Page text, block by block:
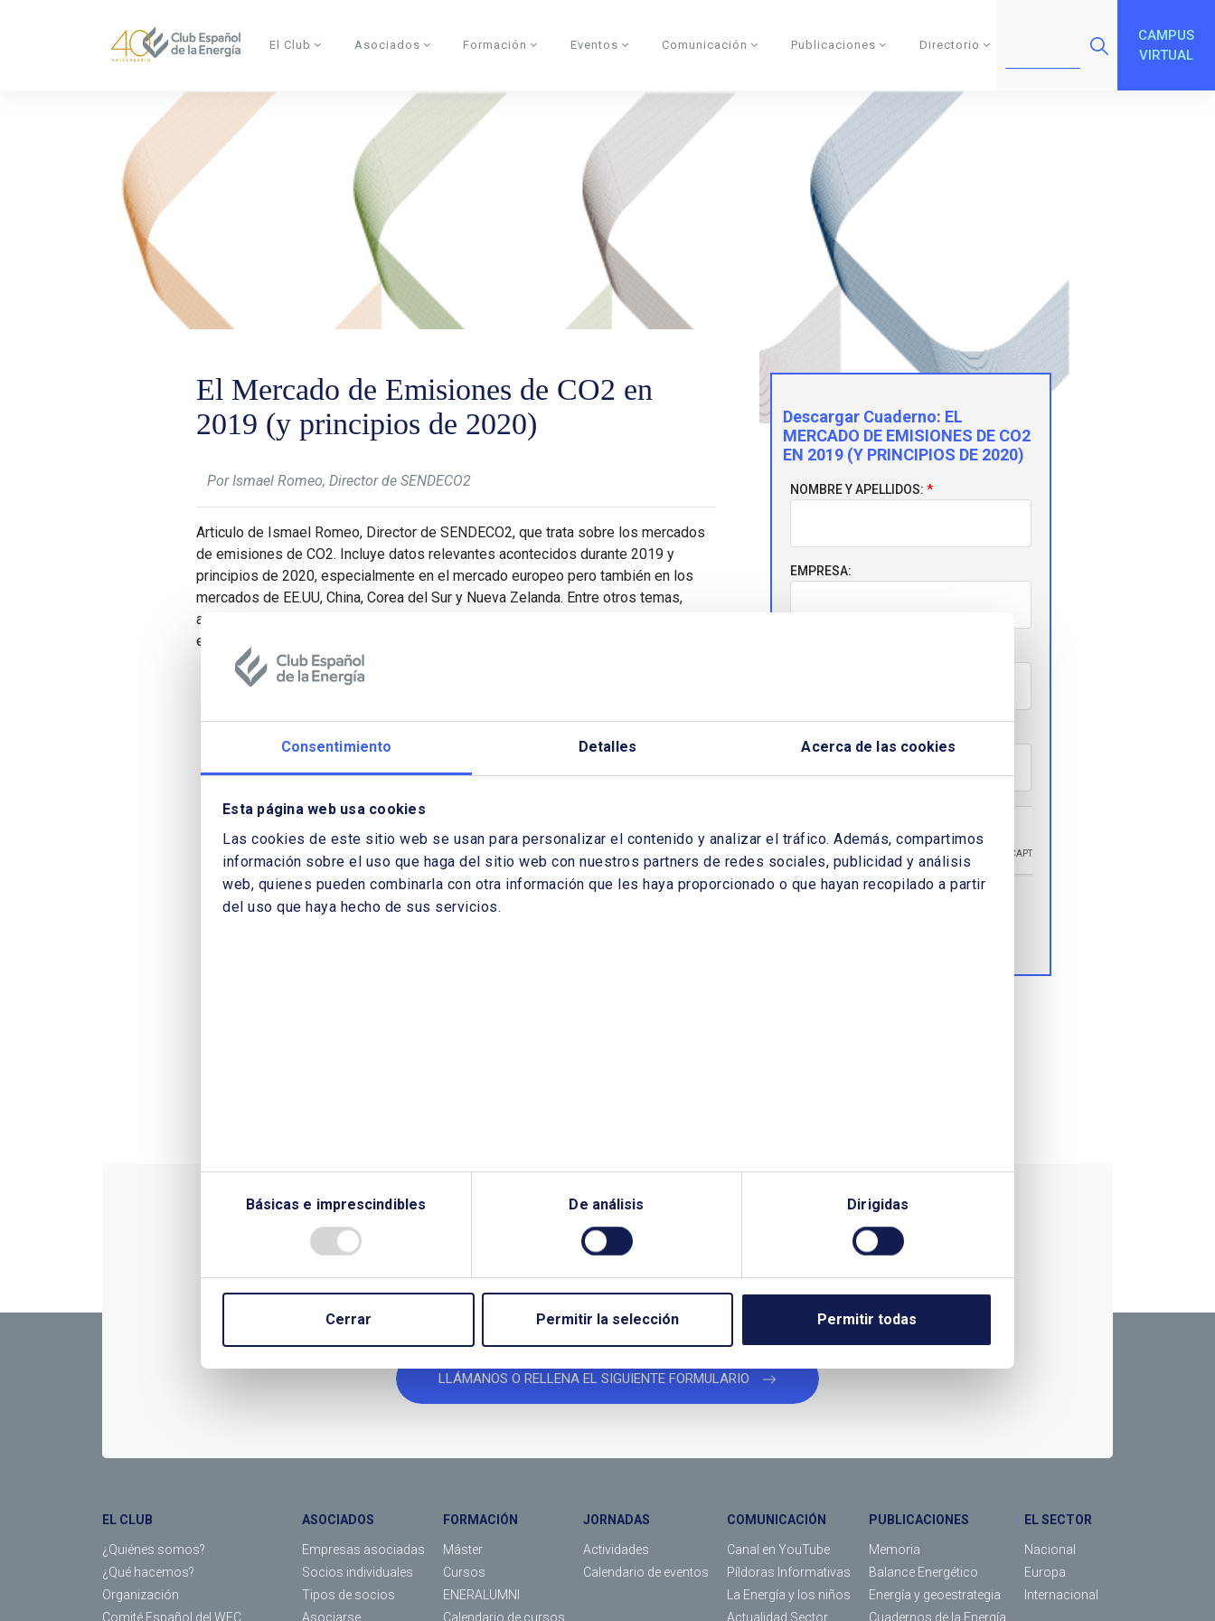
Consentimiento Detalles Acerca de las cookies
Esta página web usa cookies
Las cookies de este sitio web se usan para personalizar el contenido y analizar el tráfico. Además, compartimos
información sobre el uso que haga del sitio web con nuestros partners de redes sociales, publicidad y análisis
web, quienes pueden combinarla con otra información que les haya proporcionado o que hayan recopilado a partir
del uso que haya hecho de sus servicios.
Básicas e imprescindibles De análisis Dirigidas
Cerrar Permitir la selección Permitir todas
El Club Asociados Formación Eventos Comunicación Publicaciones Directorio
CAMPUS
VIRTUAL
El Mercado de Emisiones de CO2 en
2019 (y principios de 2020)
Por Ismael Romeo, Director de SENDECO2
Articulo de Ismael Romeo, Director de SENDECO2, que trata sobre los mercados
de emisiones de CO2. Incluye datos relevantes acontecidos durante 2019 y
principios de 2020, especialmente en el mercado europeo pero también en los
mercados de EE.UU, China, Corea del Sur y Nueva Zelanda. Entre otros temas,
aborda la evolución y previsión de los precios, y las diversas causas que podrían
explicar la descompasada evolución respecto a sus fundamentales tradicionales.
Descargar Cuaderno: EL
MERCADO DE EMISIONES DE CO2
EN 2019 (Y PRINCIPIOS DE 2020)
NOMBRE Y APELLIDOS:
EMPRESA:
¿QUIERES PONERTE EN CONTACTO CON NOSOTROS?
CONTÁCTANOS SI NECESITAS MÁS INFORMACIÓN
LLÁMANOS O RELLENA EL SIGUIENTE FORMULARIO
EL CLUB
¿Quiénes somos?
¿Qué hacemos?
Organización
Comité Español del WEC
ASOCIADOS
Empresas asociadas
Socios individuales
Tipos de socios
Asociarse
FORMACIÓN
Máster
Cursos
ENERALUMNI
Calendario de cursos
JORNADAS
Actividades
Calendario de eventos
COMUNICACIÓN
Canal en YouTube
Píldoras Informativas
La Energía y los niños
Actualidad Sector
PUBLICACIONES
Memoria
Balance Energético
Energía y geoestrategia
Cuadernos de la Energía
EL SECTOR
Nacional
Europa
Internacional